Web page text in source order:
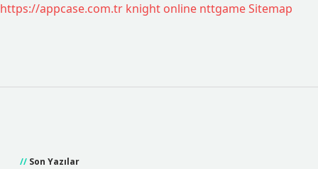
https://appcase.com.tr knight online nttgameSitemap
Son Yazılar